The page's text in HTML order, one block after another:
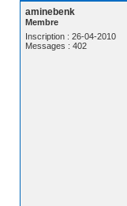
aminebenk
Membre
Inscription : 26-04-2010
Messages : 402